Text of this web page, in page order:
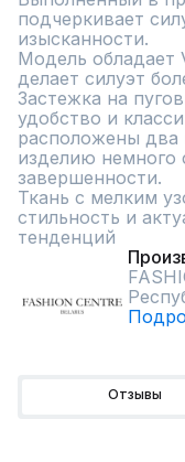
подчеркивает
изысканности.
Модель обладает
делает силуэт
Застежка на
удобство и
расположены два
изделию немного
завершенности.
Ткань с мелким
стильность и
тенденций
Отзывы